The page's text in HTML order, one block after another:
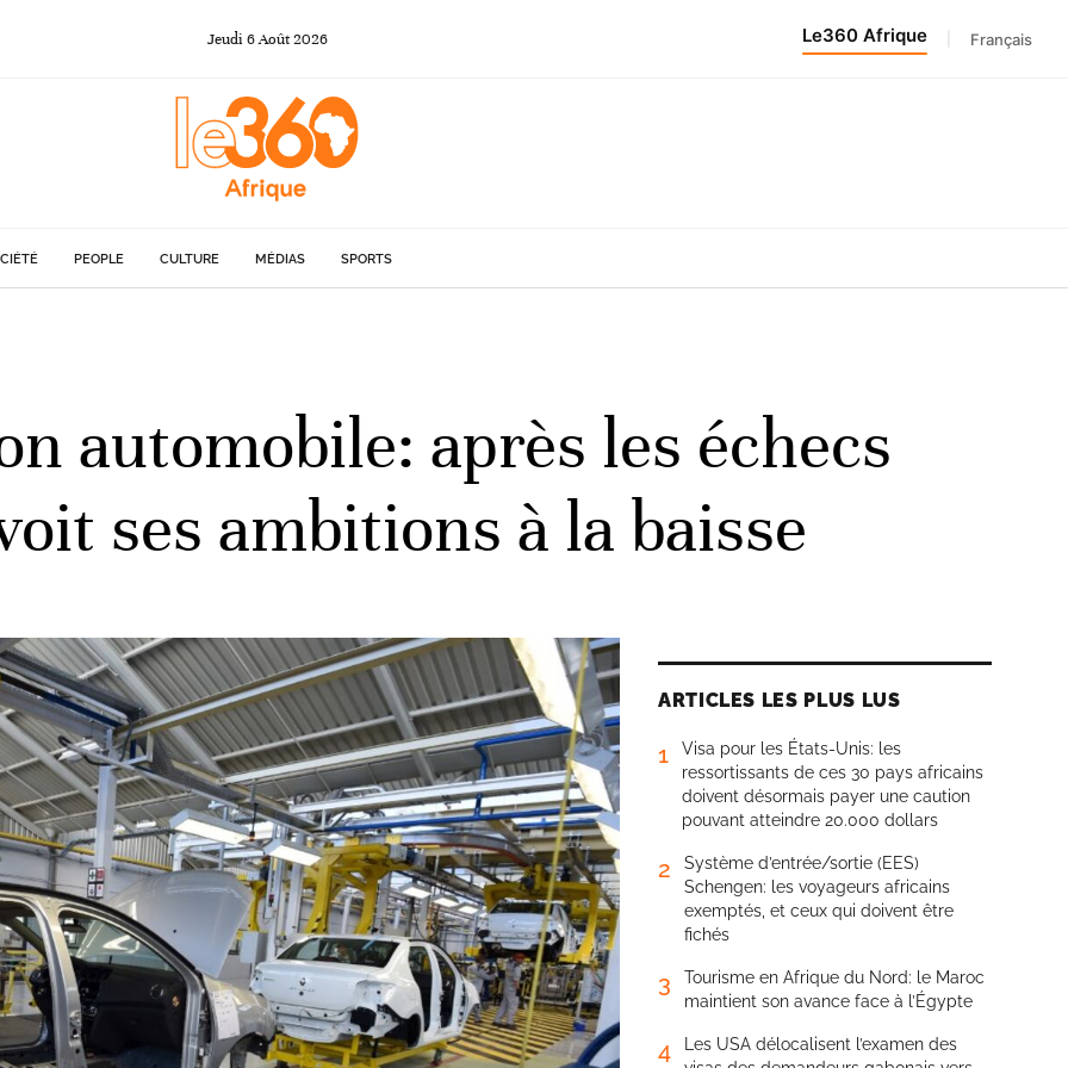
Jeudi 6Août 2026 Le360 Afrique Français
PEOPLE CULTURE MÉDIAS SPORTS
automobile: après les échecs
ses ambitions à la baisse
ARTICLES LES PLUS LUS
1
Visa pour les États-Unis: les
ressortissants de ces 30 pays africains
doivent désormais payer une caution
pouvant atteindre 20.000 dollars
2
Système d’entrée/sortie (EES)
Schengen: les voyageurs africains
exemptés, et ceux qui doivent être
fichés
3
Tourisme en Afrique du Nord: le Maroc
maintient son avance face à l’Égypte
4
Les USA délocalisent l’examen des